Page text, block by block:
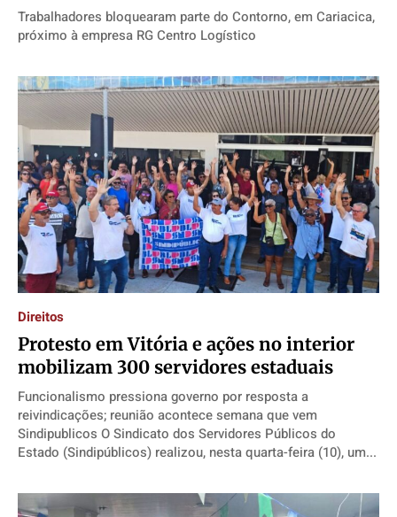
Trabalhadores bloquearam parte do Contorno, em Cariacica,
próximo à empresa RG Centro Logístico
Direitos
Protesto em Vitória e ações no interior
mobilizam 300 servidores estaduais
Funcionalismo pressiona governo por resposta a
reivindicações; reunião acontece semana que vem
Sindipublicos O Sindicato dos Servidores Públicos do
Estado (Sindipúblicos) realizou, nesta quarta-feira (10), um...